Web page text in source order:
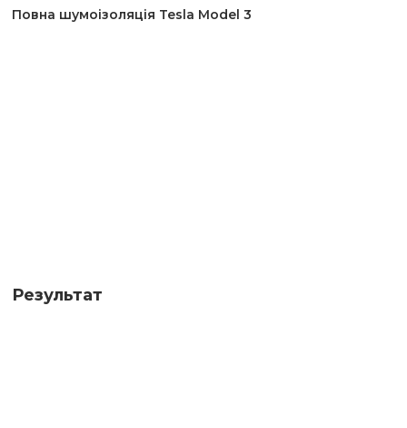
Повна шумоізоляція Tesla Model 3
Результат